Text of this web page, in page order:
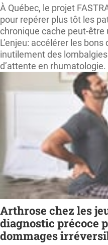
À Québec, le projet
pour repérer plus tôt les
chronique cache peut-
L’enjeu: accélérer les
inutilement des
d’attente en rhumatologie.
Arthrose chez les
diagnostic précoce
dommages